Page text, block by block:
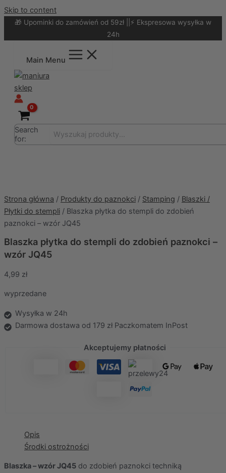
Skip to content
🎁 Upominki do zamówień od 59zł ||⚡ Ekspresowa wysyłka w
24h
Main Menu
Search
for:
Strona główna / Produkty do paznokci / Stamping / Blaszki /
Płytki do stempli / Blaszka płytka do stempli do zdobień
paznokci – wzór JQ45
Blaszka płytka do stempli do zdobień paznokci –
wzór JQ45
4,99 zł
wyprzedane
Wysyłka w 24h
Darmowa dostawa od 179 zł Paczkomatem InPost
Akceptujemy płatności
Opis
Środki ostrożności
Blaszka – wzór JQ45 do zdobień paznokci techniką